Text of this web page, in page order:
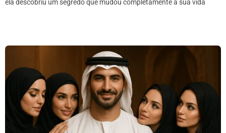
ela descobriu um segredo que mudou completamente a sua vida